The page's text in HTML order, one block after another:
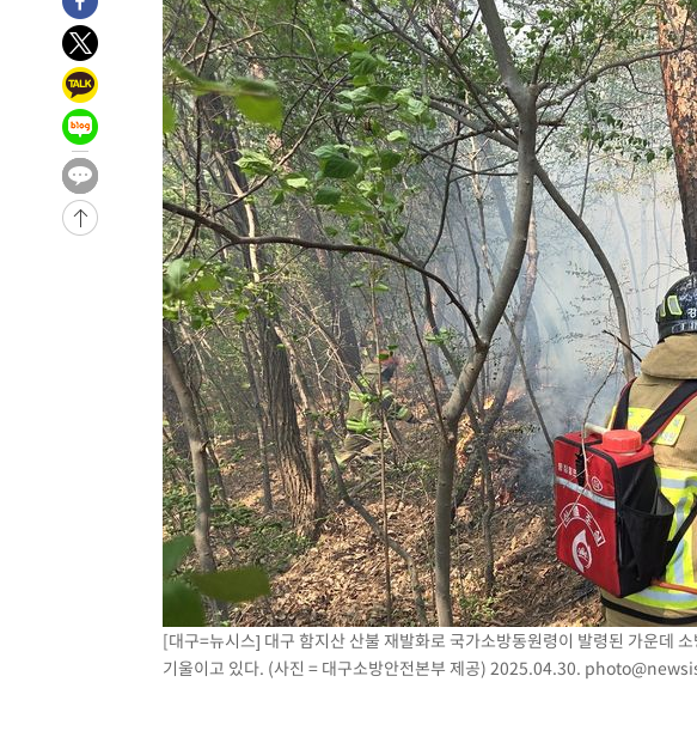
[대구=뉴시스] 대구 함지산 산불 재발화로 국가소방동원령이 발령된 가운데
기울이고 있다. (사진 = 대구소방안전본부 제공) 2025.04.30.